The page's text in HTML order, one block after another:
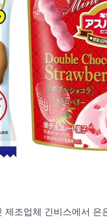
조업체 긴비스에서 은